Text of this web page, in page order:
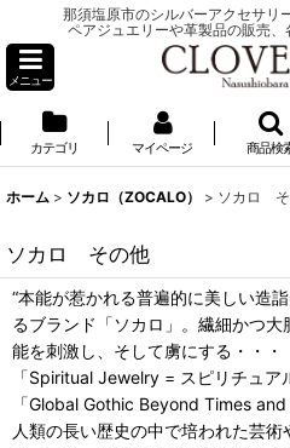
那須塩原市のシルバーアクセサリ
ペアジュエリーや革製品の販売、
メニュー
カテゴリ マイページ 商品検
ホーム > ソカロ（ZOCALO） > ソカロ
ソカロ その他
“本能が惹かれる普遍的に美しい造
るブランド「ソカロ」。繊細かつ
能を刺激し、そして虜にする・・・
「Spiritual Jewelry = スピリチュア
「Global Gothic Beyond Times
人類の長い歴史の中で培われた芸